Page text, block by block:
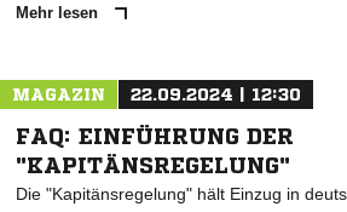
Mehr lesen
MAGAZIN 22.09.2024 | 12:30
FAQ: EINFÜHRUNG DER
"KAPITÄNSREGELUNG"
Die "Kapitänsregelung" hält Einzug in